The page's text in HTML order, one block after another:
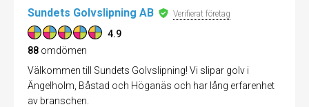
Sundets Golvslipning AB Verifierat företag
4.9
88 omdömen
Välkommen till Sundets Golvslipning! Vi slipar golv i
Ängelholm, Båstad och Höganäs och har lång erfarenhet
av branschen.